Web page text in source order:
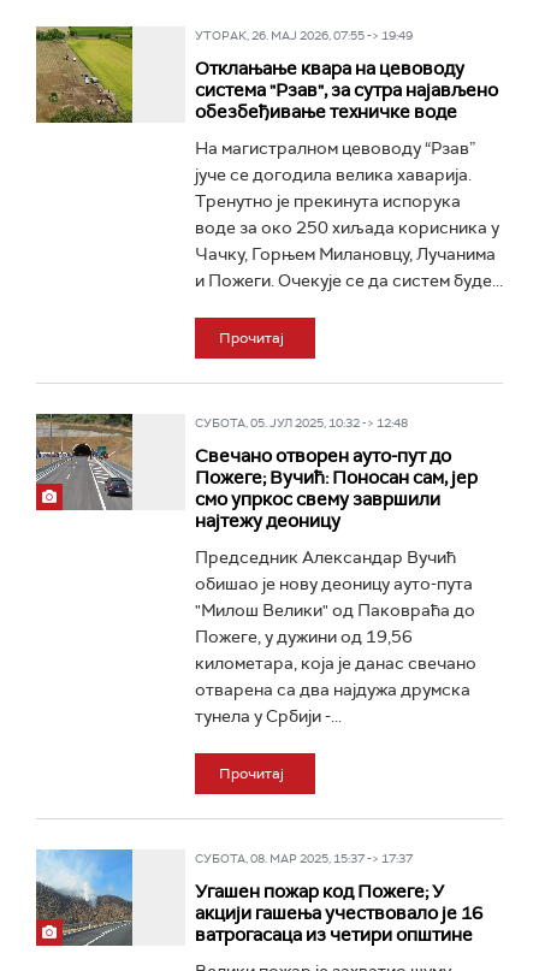
УТОРАК, 26. МАЈ 2026, 07:55 -> 19:49
Отклањање квара на цевоводу
система "Рзав", за сутра најављено
обезбеђивање техничке воде
На магистралном цевоводу “Рзав”
јуче се догодила велика хаварија.
Тренутно је прекинута испорука
воде за око 250 хиљада корисника у
Чачку, Горњем Милановцу, Лучанима
и Пожеги. Очекује се да систем буде...
Прочитај
СУБОТА, 05. ЈУЛ 2025, 10:32 -> 12:48
Свечано отворен ауто-пут до
Пожеге; Вучић: Поносан сам, јер
смо упркос свему завршили
најтежу деоницу
Председник Александар Вучић
обишао је нову деоницу ауто-пута
"Милош Велики" од Паковраћа до
Пожеге, у дужини од 19,56
километара, која је данас свечано
отварена са два најдужа друмска
тунела у Србији -...
Прочитај
СУБОТА, 08. МАР 2025, 15:37 -> 17:37
Угашен пожар код Пожеге; У
акцији гашења учествовало је 16
ватрогасаца из четири општине